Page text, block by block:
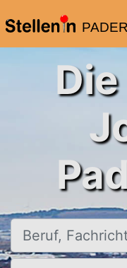
Beruf, Fachrichtung,